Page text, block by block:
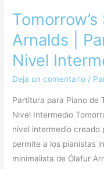
Arnalds |
Nivel
Deja un comentario /
Partitura para Piano de
Nivel Intermedio
nivel intermedio creado
permite a los pianistas
minimalista de Ólafur